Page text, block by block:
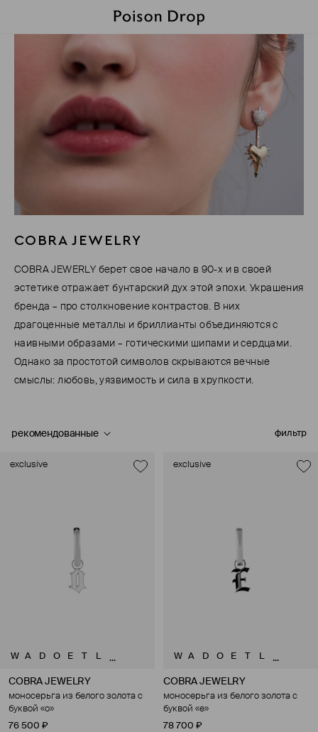
COBRA JEWELRY
COBRA JEWERLY берет свое начало в 90-х и в своей
эстетике отражает бунтарский дух этой эпохи. Украшения
бренда – про столкновение контрастов. В них
драгоценные металлы и бриллианты объединяются с
наивными образами – готическими шипами и сердцами.
Однако за простотой символов скрываются вечные
смыслы: любовь, уязвимость и сила в хрупкости.
фильтр
рекомендованные
exclusive
W A D O E L ...
COBRA JEWELRY
моносерьга из белого золота с
буквой «o»
76 500 ₽
exclusive
W A D O E L ...
COBRA JEWELRY
моносерьга из белого золота с
буквой «e»
78 700 ₽